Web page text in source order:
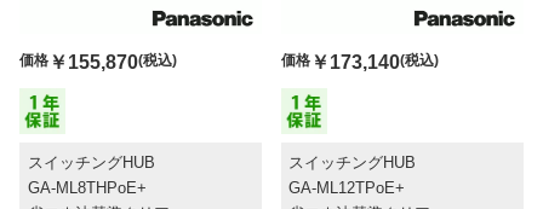
価格 ￥155,870(税込)
スイッチングHUB
GA-ML8THPoE+
価格￥173,140(税込)
スイッチングHUB
GA-ML12TPoE+